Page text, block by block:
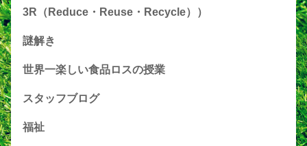
3R（Reduce・Reuse・Recycle））
謎解き
世界一楽しい食品ロスの授業
スタッフブログ
福祉